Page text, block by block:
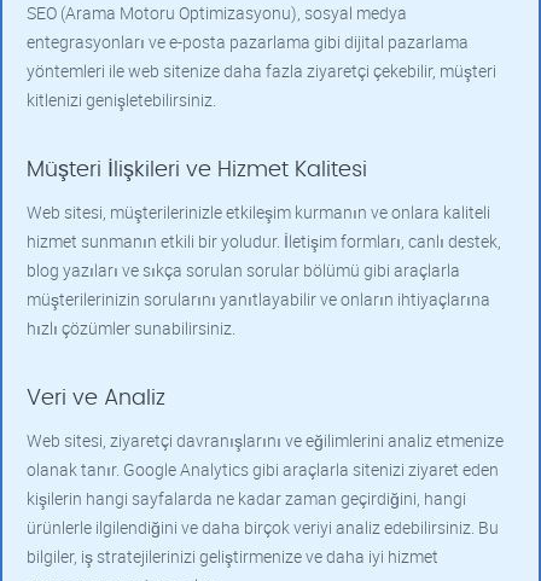
SEO (Arama Motoru Optimizasyonu), sosyal medya
entegrasyonları ve e-posta pazarlama gibi dijital pazarlama
yöntemleri ile web sitenize daha fazla ziyaretçi çekebilir, müşteri
kitlenizi genişletebilirsiniz.
Müşteri İlişkileri ve Hizmet Kalitesi
Web sitesi, müşterilerinizle etkileşim kurmanın ve onlara kaliteli
hizmet sunmanın etkili bir yoludur. İletişim formları, canlı destek,
blog yazıları ve sıkça sorulan sorular bölümü gibi araçlarla
müşterilerinizin sorularını yanıtlayabilir ve onların ihtiyaçlarına
hızlı çözümler sunabilirsiniz.
Veri ve Analiz
Web sitesi, ziyaretçi davranışlarını ve eğilimlerini analiz etmenize
olanak tanır. Google Analytics gibi araçlarla sitenizi ziyaret eden
kişilerin hangi sayfalarda ne kadar zaman geçirdiğini, hangi
ürünlerle ilgilendiğini ve daha birçok veriyi analiz edebilirsiniz. Bu
bilgiler, iş stratejilerinizi geliştirmenize ve daha iyi hizmet